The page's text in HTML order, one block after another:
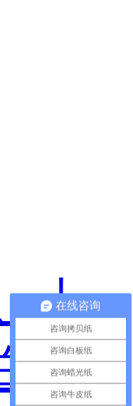
土
板
在线咨询
咨询拷贝纸
咨询白板纸
咨询蜡光纸
咨询牛皮纸